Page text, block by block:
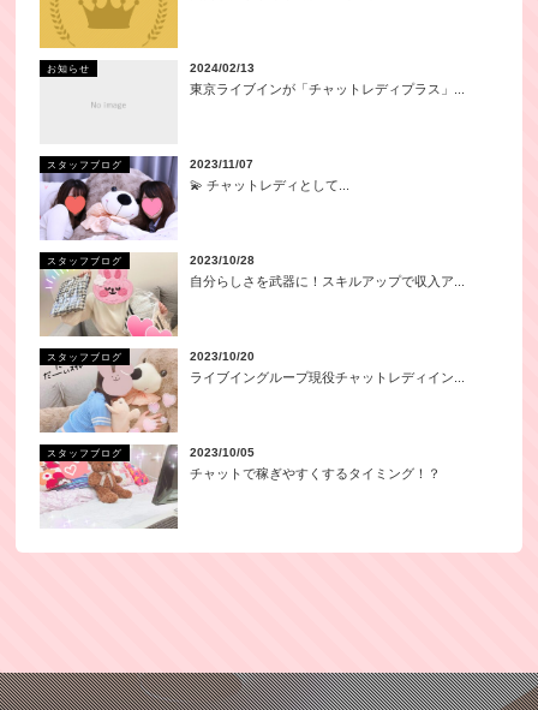
お知らせ 2024/02/13
東京ライブインが「チャットレディプラス」...
スタッフブログ 2023/11/07
💫 チャットレディとして...
スタッフブログ 2023/10/28
自分らしさを武器に！スキルアップで収入ア...
スタッフブログ 2023/10/20
ライブイングループ現役チャットレディイン...
スタッフブログ 2023/10/05
チャットで稼ぎやすくするタイミング！？